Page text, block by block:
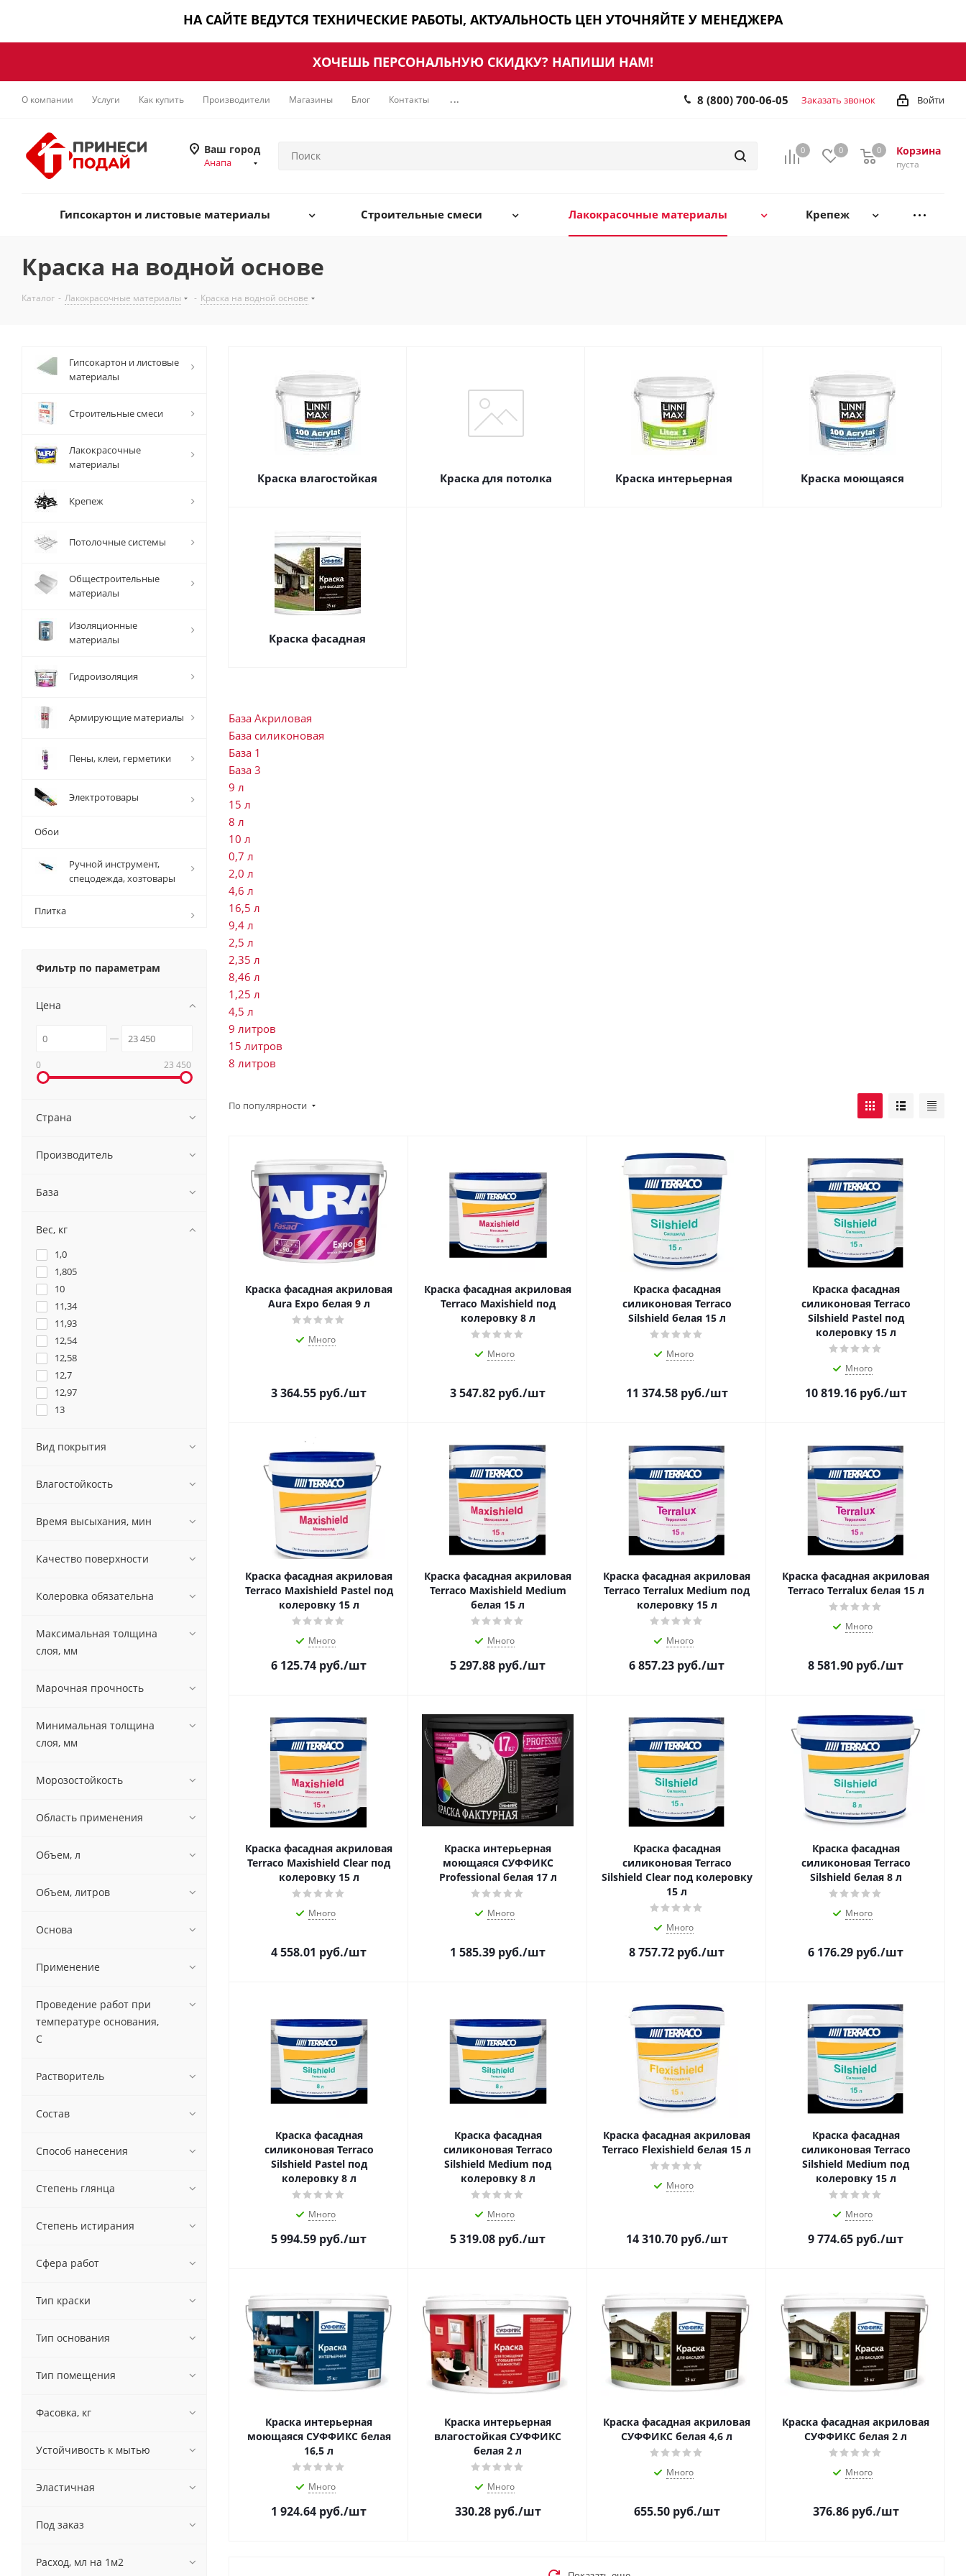
НА САЙТЕ ВЕДУТСЯ ТЕХНИЧЕСКИЕ РАБОТЫ, АКТУАЛЬНОСТЬ ЦЕН УТОЧНЯЙТЕ У МЕНЕДЖЕРА
ХОЧЕШЬ ПЕРСОНАЛЬНУЮ СКИДКУ? НАПИШИ НАМ!
О компании Услуги Как купить Производители Магазины Блог Контакты ... Войти
8 (800) 700-06-05 Заказать звонок
Ваш город
Анапа
0 0 Корзина
0
пуста
0
Гипсокартон и листовые материалы Строительные смеси Лакокрасочные материалы Крепеж
Краска на водной основе
Каталог - Лакокрасочные материалы - Краска на водной основе
Краска влагостойкая Краска для потолка Краска интерьерная Краска моющаяся
Краска фасадная
База Акриловая
База силиконовая
База 1
База 3
9 л
15 л
8 л
10 л
0,7 л
2,0 л
4,6 л
16,5 л
9,4 л
2,5 л
2,35 л
8,46 л
1,25 л
4,5 л
9 литров
15 литров
8 литров
По популярности
Краска фасадная акриловая
Aura Expo белая 9 л
Много
3 364.55 руб./шт
Краска фасадная акриловая
Terraco Maxishield под
колеровку 8 л
Много
3 547.82 руб./шт
Краска фасадная
силиконовая Terraco
Silshield белая 15 л
Много
11 374.58руб./шт
Краска фасадная
силиконовая Terraco
Silshield Pastel под
колеровку 15 л
Много
10 819.16руб./шт
Краска фасадная акриловая
Terraco Maxishield Pastel под
колеровку 15 л
Много
6 125.74 руб./шт
Краска фасадная акриловая
Terraco Maxishield Medium
белая 15 л
Много
5 297.88 руб./шт
Краска фасадная акриловая
Terraco Terralux Medium под
колеровку 15 л
Много
6 857.23 руб./шт
Краска фасадная акриловая
Terraco Terralux белая 15 л
Много
8 581.90 руб./шт
Краска фасадная акриловая
Terraco Maxishield Clear под
колеровку 15 л
Много
4 558.01 руб./шт
Краска интерьерная
моющаяся СУФФИКС
Professional белая 17 л
Много
1 585.39 руб./шт
Краска фасадная
силиконовая Terraco
Silshield Clear под колеровку
15 л
Много
8 757.72 руб./шт
Краска фасадная
силиконовая Terraco
Silshield белая 8 л
Много
6 176.29 руб./шт
Краска фасадная
силиконовая Terraco
Silshield Pastel под
колеровку 8 л
Много
5 994.59 руб./шт
Краска фасадная
силиконовая Terraco
Silshield Medium под
колеровку 8 л
Много
5 319.08 руб./шт
Краска фасадная акриловая
Terraco Flexishield белая 15 л
Много
14 310.70руб./шт
Краска фасадная
силиконовая Terraco
Silshield Medium под
колеровку 15 л
Много
9 774.65 руб./шт
Краска интерьерная
моющаяся СУФФИКС белая
16,5 л
Много
1 924.64 руб./шт
Краска интерьерная
влагостойкая СУФФИКС
белая 2 л
Много
330.28руб./шт
Краска фасадная акриловая
СУФФИКС белая 4,6 л
Много
655.50руб./шт
Краска фасадная акриловая
СУФФИКС белая 2 л
Много
376.86руб./шт
Гипсокартон и листовые
материалы
Строительные смеси
Лакокрасочные
материалы
Крепеж
Потолочные системы
Общестроительные
материалы
Изоляционные
материалы
Гидроизоляция
Армирующие материалы
Пены, клеи, герметики
Электротовары
Обои
Ручной инструмент,
спецодежда, хозтовары
Плитка
Фильтр по параметрам
Цена
0 23 450
Страна
Производитель
База
Вес, кг
1,0
1,805
10
11,34
11,93
12,54
12,58
12,7
12,97
13
14
22,22
23,51
23,84
24,30
25
Вид покрытия
Влагостойкость
Время высыхания, мин
Качество поверхности
Колеровка обязательна
Максимальная толщина
слоя, мм
Марочная прочность
Минимальная толщина
слоя, мм
Морозостойкость
Область применения
Объем, л
Объем, литров
Основа
Применение
Проведение работ при
температуре основания,
С
Растворитель
Состав
Способ нанесения
Степень глянца
Степень истирания
Сфера работ
Тип краски
Тип основания
Тип помещения
Фасовка, кг
Устойчивость к мытью
Эластичная
Под заказ
Расход, мл на 1м2